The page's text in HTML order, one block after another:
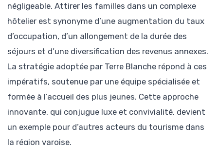
négligeable. Attirer les familles dans un complexe
hôtelier est synonyme d’une augmentation du taux
d’occupation, d’un allongement de la durée des
séjours et d’une diversification des revenus annexes.
La stratégie adoptée par Terre Blanche répond à ces
impératifs, soutenue par une équipe spécialisée et
formée à l’accueil des plus jeunes. Cette approche
innovante, qui conjugue luxe et convivialité, devient
un exemple pour d’autres acteurs du tourisme dans
la région varoise.